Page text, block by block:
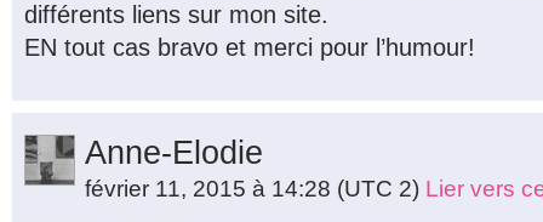
différents liens sur mon site.
EN tout cas bravo et merci pour l’humour!
Anne-Elodie
février 11, 2015 à 14:28 (UTC 2) Lier vers